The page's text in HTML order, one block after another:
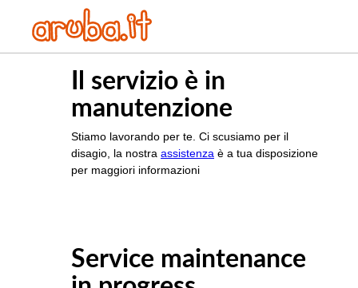
Il servizio è in
manutenzione
Stiamo lavorando per te. Ci scusiamo per il
disagio, la nostra assistenza è a tua disposizione
per maggiori informazioni
Service maintenance